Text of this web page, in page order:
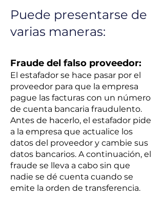
Puede presentarse de
varias maneras:
Fraude del falso proveedor:
El estafador se hace pasar por el
proveedor para que la empresa
pague las facturas con un número
de cuenta bancaria fraudulento.
Antes de hacerlo, el estafador pide
a la empresa que actualice los
datos del proveedor y cambie sus
datos bancarios. A continuación, el
fraude se lleva a cabo sin que
nadie se dé cuenta cuando se
emite la orden de transferencia.